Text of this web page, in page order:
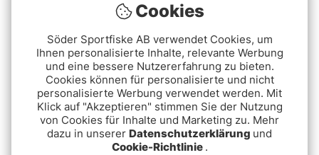
Thule Chasm Recycled
Duffel 70L - Deep Khaki
€169
Nash Subterfuge
Carryall - Medium 50L
€99
Ausverkauft
Cookies
Söder Sportfiske AB verwendet Cookies, um
Ihnen personalisierte Inhalte, relevante Werbung
und eine bessere Nutzererfahrung zu bieten.
Cookies können für personalisierte und nicht
personalisierte Werbung verwendet werden. Mit
Klick auf "Akzeptieren" stimmen Sie der Nutzung
von Cookies für Inhalte und Marketing zu. Mehr
dazu in unserer Datenschutzerklärung und
Cookie-Richtlinie .